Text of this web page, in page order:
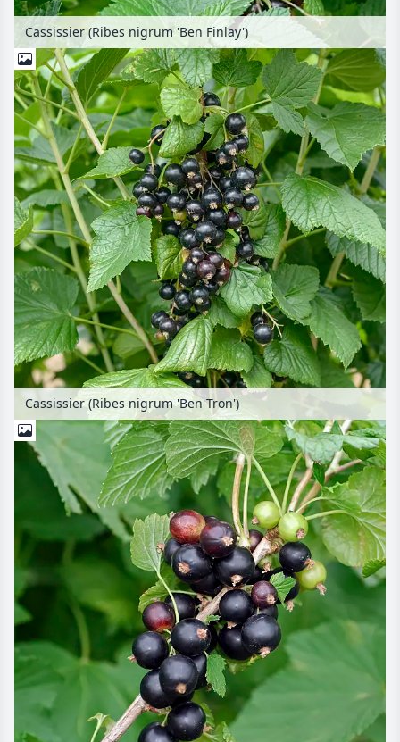
Cassissier (Ribes nigrum 'Ben Finlay')
Cassissier (Ribes nigrum 'Ben Tron')